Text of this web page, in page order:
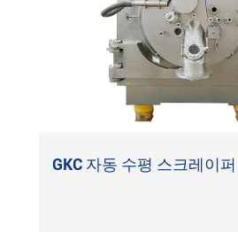
GKC 자동 수평 스크레이